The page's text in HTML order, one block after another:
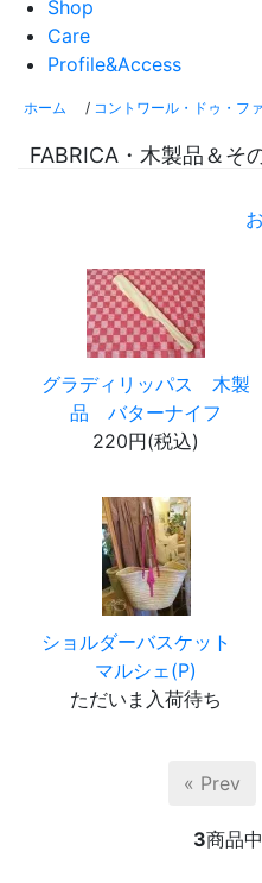
Shop
Care
Profile&Access
ホーム / コントワール・ドゥ・フ
FABRICA・木製品＆そ
グラディリッパス 木製
品 バターナイフ
220円(税込)
ショルダーバスケット
マルシェ(P)
ただいま入荷待ち
« Prev
3商品中